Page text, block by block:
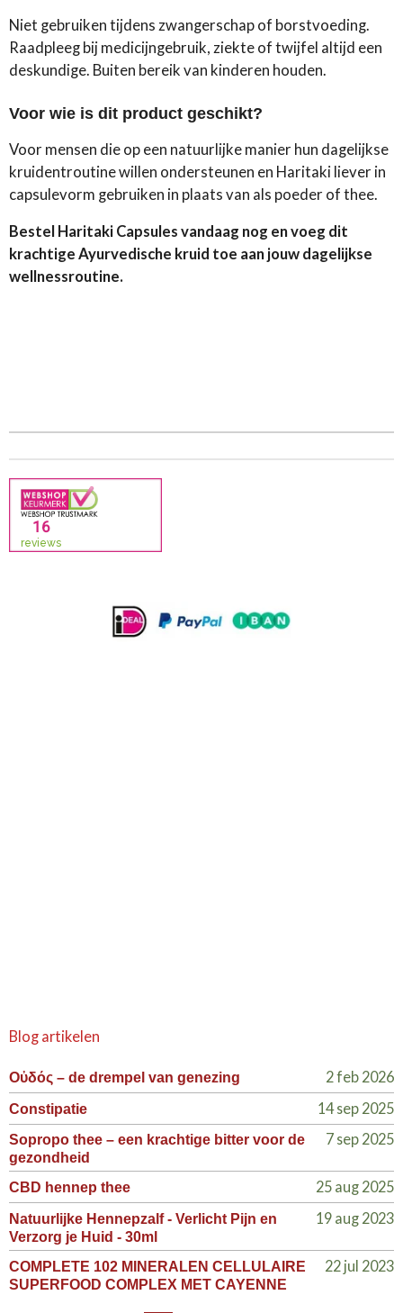
Niet gebruiken tijdens zwangerschap of borstvoeding.
Raadpleeg bij medicijngebruik, ziekte of twijfel altijd een
deskundige. Buiten bereik van kinderen houden.
Voor wie is dit product geschikt?
Voor mensen die op een natuurlijke manier hun dagelijkse
kruidentroutine willen ondersteunen en Haritaki liever in
capsulevorm gebruiken in plaats van als poeder of thee.
Bestel Haritaki Capsules vandaag nog en voeg dit
krachtige Ayurvedische kruid toe aan jouw dagelijkse
wellnessroutine.
Blog artikelen
Οὐδός – de drempel van genezing 2 feb 2026
Constipatie 14 sep 2025
Sopropo thee – een krachtige bitter voor de
gezondheid
7 sep 2025
CBD hennep thee 25 aug 2025
Natuurlijke Hennepzalf - Verlicht Pijn en
Verzorg je Huid - 30ml
19 aug 2023
COMPLETE 102 MINERALEN CELLULAIRE
SUPERFOOD COMPLEX MET CAYENNE
22 jul 2023